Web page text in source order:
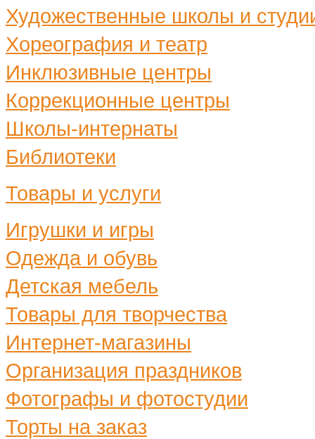
Художественные школы и
Хореография и театр
Инклюзивные центры
Коррекционные центры
Школы-интернаты
Библиотеки
Товары и услуги
Игрушки и игры
Одежда и обувь
Детская мебель
Товары для творчества
Интернет-магазины
Организация праздников
Фотографы и фотостудии
Торты на заказ